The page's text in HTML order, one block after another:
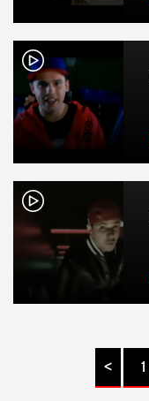
< 1